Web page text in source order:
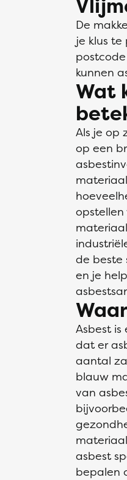
De
je klus
kunnen
Wat
Als je op
op een
de beste
en je
Asbest
dat er
aantal
blauw
van
asbest
bepalen